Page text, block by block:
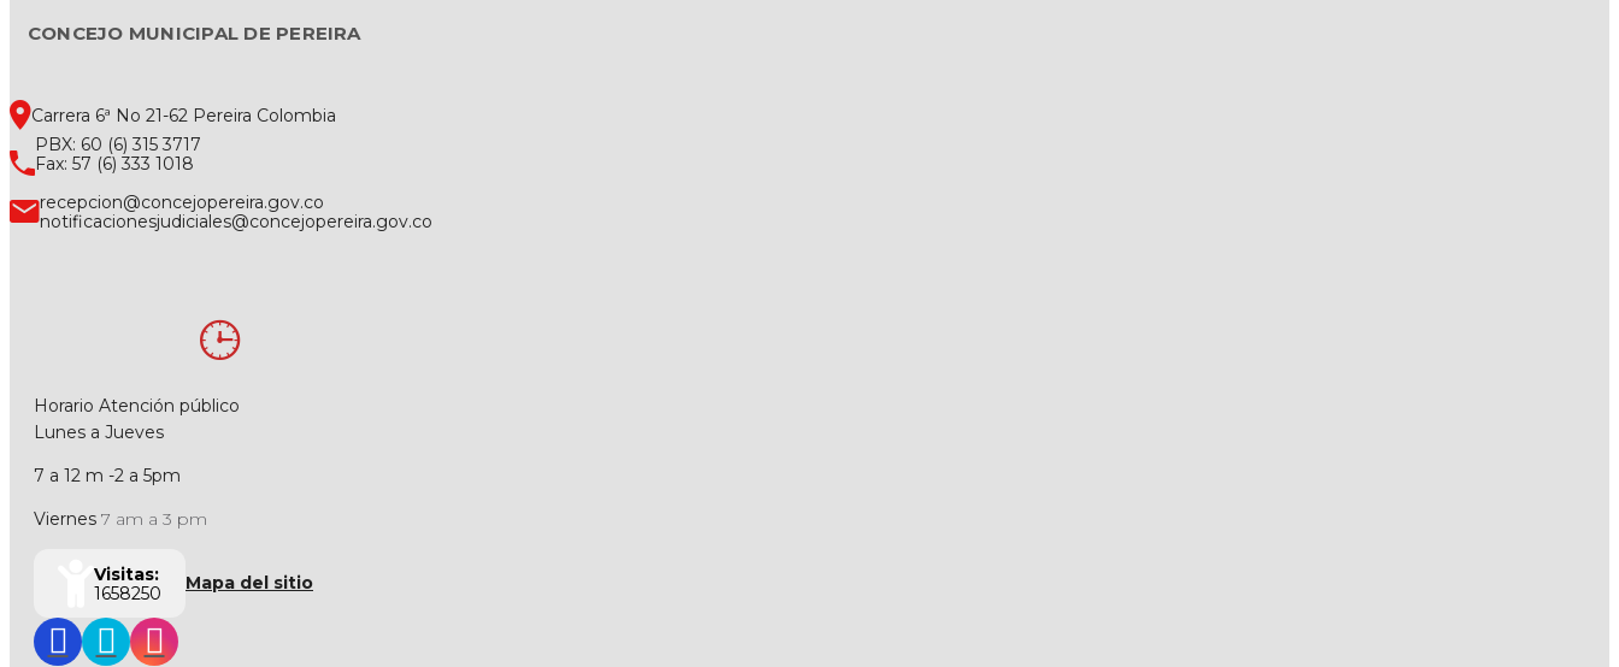
CONCEJO MUNICIPAL DE PEREIRA
Carrera 6ª No 21-62 Pereira Colombia
PBX: 60 (6) 315 3717
Fax: 57 (6) 333 1018
recepcion@concejopereira.gov.co
notificacionesjudiciales@concejopereira.gov.co
Horario Atención público
Lunes a Jueves
7 a 12 m -2 a 5pm
Viernes 7 am a 3 pm
Visitas:
1658250
Mapa del sitio